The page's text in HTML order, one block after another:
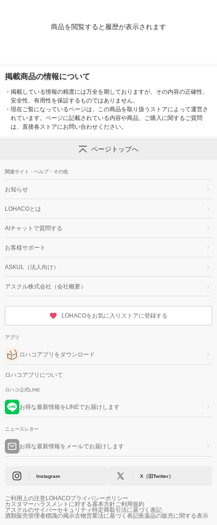
商品を閲覧すると履歴が表示されます
掲載商品の情報について
・ 掲載している情報の精度には万全を期しておりますが、その内容の正確性、
安全性、有用性を保証するものではありません。
・ 現在ご覧になっているページは、この商品を取り扱うストアによって運営さ
れています。ページに記載されている内容や商品、ご購入に関するご質問
は、直接各ストアにお問い合わせください。
ページトップへ
関連サイト・ヘルプ・その他
お知らせ
LOHACOとは
AIチャットで質問する
お客様サポート
ASKUL（法人向け）
アスクル株式会社（会社概要）
LOHACOをお気に入りストアに登録する
アプリ
ロハコアプリをダウンロード
ロハコアプリについて
ロハコ公式LINE
お得な最新情報をLINEでお届けします
ニュースレター
お得な最新情報をメールでお届けします
Instagram X（旧Twitter）
ご利用上の注意LOHACOプライバシーポリシー
カスタマーハラスメントに対する基本方針ご利用規約
アスクルのサイバーセキュリティ特定商取引法に基づく表記
酒類販売管理者標識の掲示古物営業法に基づく表記医薬品の販売に関する表示